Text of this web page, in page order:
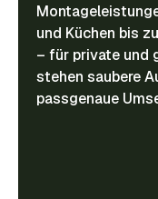
und Küchen bis
– für private und
stehen saubere
passgenaue